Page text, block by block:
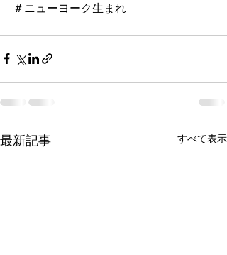
＃ニューヨーク生まれ
最新記事 すべて表示